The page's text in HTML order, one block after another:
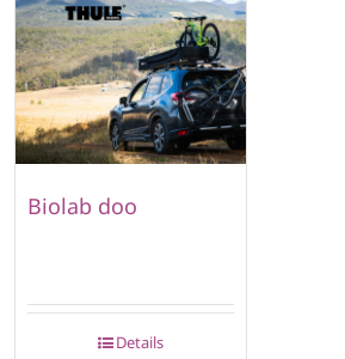
Biolab doo
Details